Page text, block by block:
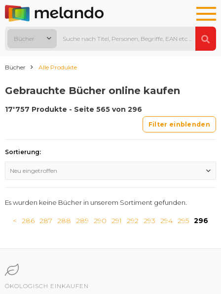
Bücher
Bücher Alle Produkte
Gebrauchte Bücher online kaufen
17'757 Produkte - Seite 565 von 296
Filter einblenden
Sortierung:
Neu eingetroffen
Es wurden keine Bücher in unserem Sortiment gefunden.
< 286 287 288 289 290 291 292 293 294 295 296
ÖKOLOGISCH EINKAUFEN